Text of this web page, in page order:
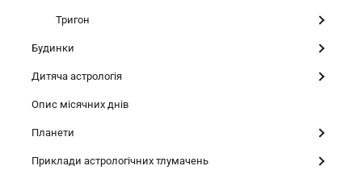
Тригон
Будинки
Дитяча астрологія
Опис місячних днів
Планети
Приклади астрологічних тлумачень